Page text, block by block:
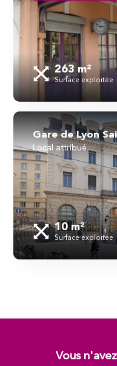
263 m²
Surface exploitée
Gare de Lyon
local attribué
10 m²
Surface exploitée
Vous